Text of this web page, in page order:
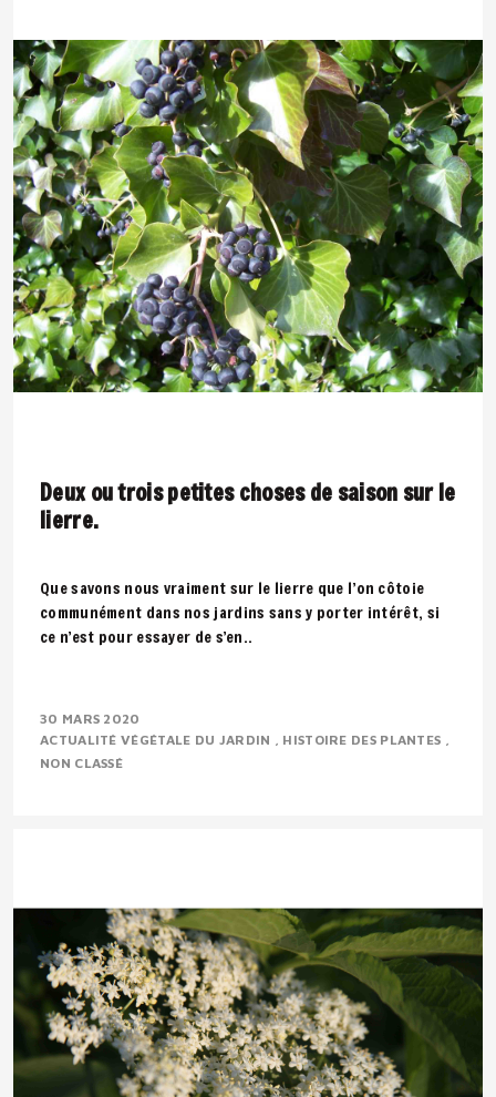
Deux ou trois petites choses de saison sur le
lierre.
Que savons nous vraiment sur le lierre que l’on côtoie
communément dans nos jardins sans y porter intérêt, si
ce n’est pour essayer de s’en..
30 MARS 2020
ACTUALITÉ VÉGÉTALE DU JARDIN
HISTOIRE DES PLANTES
NON CLASSÉ